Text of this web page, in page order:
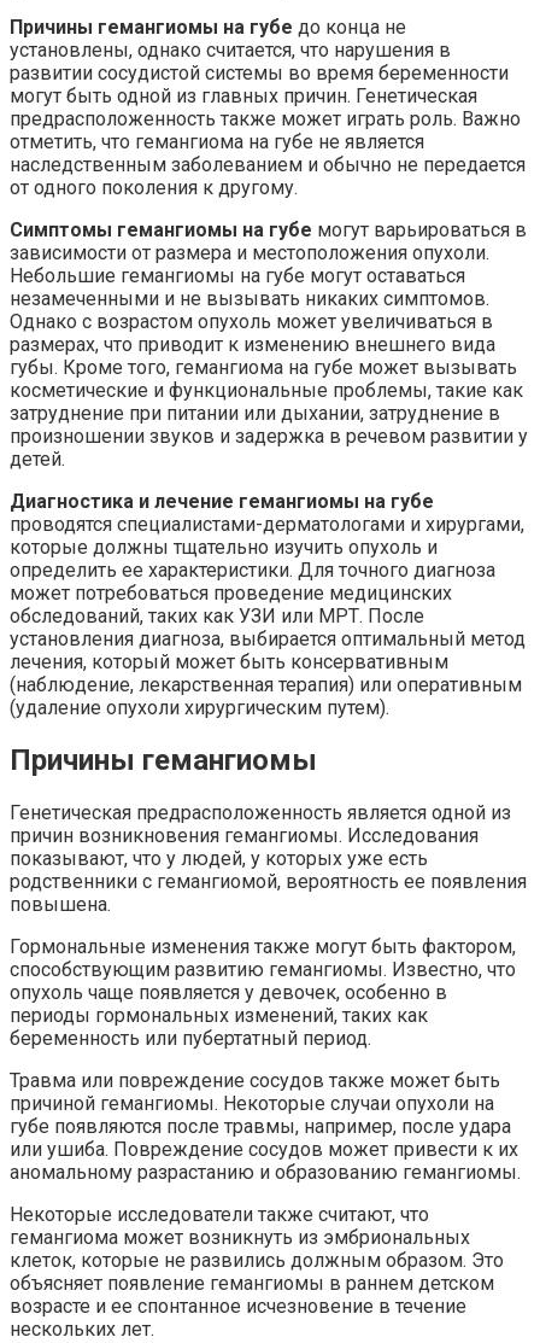
Причины гемангиомы на губе до конца не
установлены, однако считается, что нарушения в
развитии сосудистой системы во время беременности
могут быть одной из главных причин. Генетическая
предрасположенность также может играть роль. Важно
отметить, что гемангиома на губе не является
наследственным заболеванием и обычно не передается
от одного поколения к другому.
Симптомы гемангиомы на губе могут варьироваться в
зависимости от размера и местоположения опухоли.
Небольшие гемангиомы на губе могут оставаться
незамеченными и не вызывать никаких симптомов.
Однако с возрастом опухоль может увеличиваться в
размерах, что приводит к изменению внешнего вида
губы. Кроме того, гемангиома на губе может вызывать
косметические и функциональные проблемы, такие как
затруднение при питании или дыхании, затруднение в
произношении звуков и задержка в речевом развитии у
детей.
Диагностика и лечение гемангиомы на губе
проводятся специалистами-дерматологами и хирургами,
которые должны тщательно изучить опухоль и
определить ее характеристики. Для точного диагноза
может потребоваться проведение медицинских
обследований, таких как УЗИ или МРТ. После
установления диагноза, выбирается оптимальный метод
лечения, который может быть консервативным
(наблюдение, лекарственная терапия) или оперативным
(удаление опухоли хирургическим путем).
Причины гемангиомы
Генетическая предрасположенность является одной из
причин возникновения гемангиомы. Исследования
показывают, что у людей, у которых уже есть
родственники с гемангиомой, вероятность ее появления
повышена.
Гормональные изменения также могут быть фактором,
способствующим развитию гемангиомы. Известно, что
опухоль чаще появляется у девочек, особенно в
периоды гормональных изменений, таких как
беременность или пубертатный период.
Травма или повреждение сосудов также может быть
причиной гемангиомы. Некоторые случаи опухоли на
губе появляются после травмы, например, после удара
или ушиба. Повреждение сосудов может привести к их
аномальному разрастанию и образованию гемангиомы.
Некоторые исследователи также считают, что
гемангиома может возникнуть из эмбриональных
клеток, которые не развились должным образом. Это
объясняет появление гемангиомы в раннем детском
возрасте и ее спонтанное исчезновение в течение
нескольких лет.